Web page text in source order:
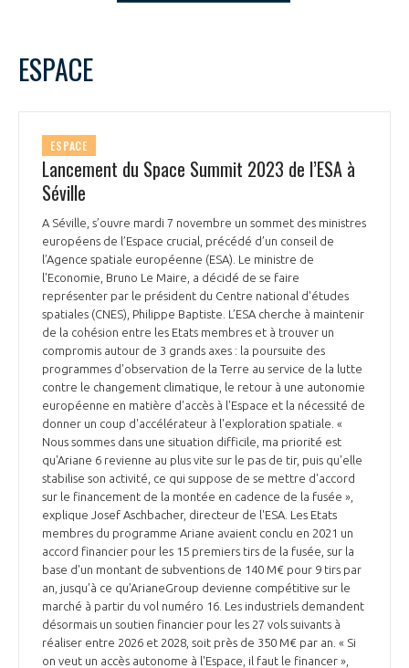
LE GIFAS
NOTRE VISION
NOS MISSIONS
NOTRE HISTOIRE
ORGANISATION
LE CONSEIL DU GIFAS
L’ÉQUIPE DU GIFAS
NOS RÉSEAUX À L'INTERNATIONAL
FONCTIONNEMENT
GEADS
COMITÉ AERO PME
STARTAIR
COMMISSIONS ET COMITÉS
ACCOMPAGNEMENT DE NOS ADHÉRENTS
LES PROGRAMMES DU GIFAS
UN ÉCOSYSTÈME INTÉGRÉ ET COHÉRENT
POURQUOI DEVENIR MEMBRE ?
LA MÉDIATION
LA MÉDIATION DANS LA FILIÈRE AÉRONAUTIQUE ET SPATIALE
LE MÉDIATEUR DE LA FILIÈRE AÉRONAUTIQUE ET SPATIALE
MÉDIATION ET CHARTE D’ENGAGEMENT SUR LES RELATIONS ENTRE
CLIENTS ET FOURNISSEURS
LA MÉDIATION AU-DELÀ DE LA FILIÈRE AÉRONAUTIQUE ET SPATIALE
PRENDRE CONTACT AVEC LE MÉDIATEUR DE LA FILIÈRE
LE SALON DU BOURGET
L'OBSERVATOIRE
CHIFFRES CLÉS
LES ENJEUX
COMPÉTITIVITÉ
LES PUBLICATIONS
1 2 3 4
5
15 17 18
21
ESPACE
ESPACE
Lancement du Space Summit 2023 de l’ESA à
Séville
A Séville, s’ouvre mardi 7 novembre un sommet des ministres
européens de l’Espace crucial, précédé d’un conseil de
l’Agence spatiale européenne (ESA). Le ministre de
l'Economie, Bruno Le Maire, a décidé de se faire
représenter par le président du Centre national d'études
spatiales (CNES), Philippe Baptiste. L’ESA cherche à maintenir
de la cohésion entre les Etats membres et à trouver un
compromis autour de 3 grands axes : la poursuite des
programmes d'observation de la Terre au service de la lutte
contre le changement climatique, le retour à une autonomie
européenne en matière d'accès à l'Espace et la nécessité de
donner un coup d'accélérateur à l'exploration spatiale. «
Nous sommes dans une situation difficile, ma priorité est
qu'Ariane 6 revienne au plus vite sur le pas de tir, puis qu'elle
stabilise son activité, ce qui suppose de se mettre d'accord
sur le financement de la montée en cadence de la fusée »,
explique Josef Aschbacher, directeur de l'ESA. Les Etats
membres du programme Ariane avaient conclu en 2021 un
accord financier pour les 15 premiers tirs de la fusée, sur la
base d'un montant de subventions de 140 M€ pour 9 tirs par
an, jusqu’à ce qu’ArianeGroup devienne compétitive sur le
marché à partir du vol numéro 16. Les industriels demandent
désormais un soutien financier pour les 27 vols suivants à
réaliser entre 2026 et 2028, soit près de 350 M€ par an. « Si
on veut un accès autonome à l'Espace, il faut le financer »,
votre réseau au sein d’un écosystème intégré et
Découvrez les avantages d'adhérer au GIFAS.
Rencontres, salons, données sectorielles,
programmes ...
DEMANDE D’ADHÉSION
OUI NON